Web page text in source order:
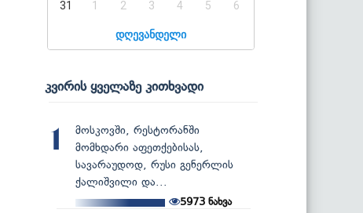
31
1 2 3 4 5 6
დღევანდელი
კვირის ყველაზე კითხვადი
1
მოსკოვში, რესტორანში
მომხდარი აფეთქებისას,
სავარაუდოდ, რუსი გენერლის
ქალიშვილი და...
5973 ნახვა